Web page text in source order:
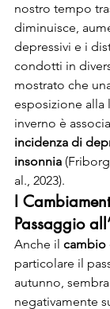
nostro tempo
diminuisce,
depressivi e i
condotti in
mostrato che
esposizione alla
inverno è
incidenza di
insonnia
al., 2023).
I
Passaggio
Anche il cambio
particolare il
autunno,
negativamente